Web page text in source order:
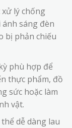
lý chống
sáng đèn
bị phản chiếu
phù hợp để
thực phẩm, đồ
sức hoặc làm
vật.
dễ dàng lau